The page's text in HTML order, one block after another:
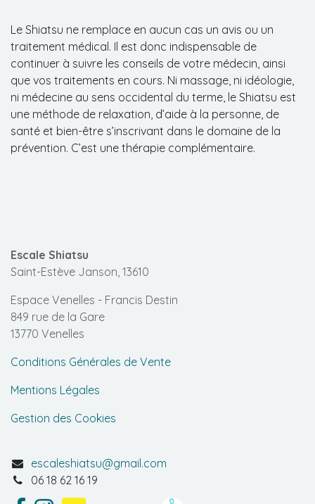
Le Shiatsu ne remplace en aucun cas un avis ou un
traitement médical. Il est donc indispensable de
continuer à suivre les conseils de votre médecin, ainsi
que vos traitements en cours. Ni massage, ni idéologie,
ni médecine au sens occidental du terme, le Shiatsu est
une méthode de relaxation, d’aide à la personne, de
santé et bien-être s’inscrivant dans le domaine de la
prévention. C’est une thérapie complémentaire.
Escale Shiatsu
Saint-Estève Janson, 13610
Espace Venelles - Francis Destin
849 rue de la Gare
13770 Venelles
Conditions Générales de Vente
Mentions Légales
Gestion des Cookies
escaleshiatsu@gmail.com
06 18 62 16 19